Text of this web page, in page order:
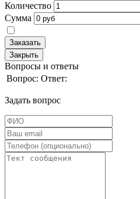
Количество
Сумма
Заказать
Закрыть
Вопросы и ответы
Вопрос: Ответ:
Задать вопрос